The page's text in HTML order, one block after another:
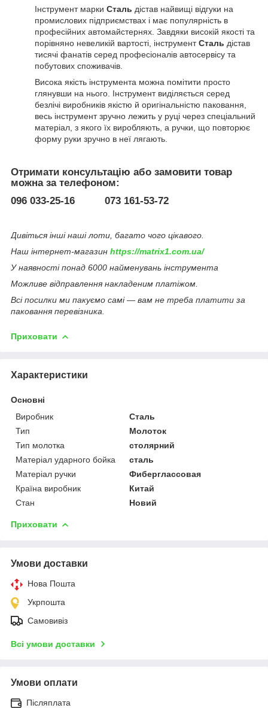
Інструмент марки Сталь дістав найвищі відгуки на
промислових підприємствах і має популярність в
професійних автомайстернях. Завдяки високій якості та
порівняно невеликій вартості, інструментСталь дістав
тисячі фанатів серед професіоналів автосервісу та
побутових споживачів.
Висока якість інструмента можна помітити просто
глянувши на нього. Інструмент виділяється серед
безлічі виробників якістю й оригінальністю паковання,
весь інструмент зручно лежить у руці через спеціальний
матеріал, з якого їх виробляють, а ручки, що повторює
форму руки зручно в неї лягають.
Отримати консультацію або замовити товар
можна за телефоном:
096 033-25-16 073 161-53-72
Дивіться інші наші лоти, багато чого цікавого.
Наш інтернет-магазин https://matrix1.com.ua/
У наявності понад 6000 найменувань інструмента
Можливе відправлення накладеним платіжом.
Всі посилки ми пакуємо самі — вам не треба платити за
паковання перевізника.
Приховати
Характеристики
Основні
Виробник
Сталь
Тип
Молоток
Тип молотка
столярний
Матеріал ударного бойка
сталь
Матеріал ручки
Фиберглассовая
Країна виробник
Китай
Стан
Новий
Приховати
Умови доставки
Нова Пошта
Укрпошта
Самовивіз
Всі умови доставки
Умови оплати
Післяплата